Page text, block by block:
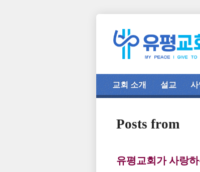
교회 소개 설교 사
Posts from
유평교회가 사랑